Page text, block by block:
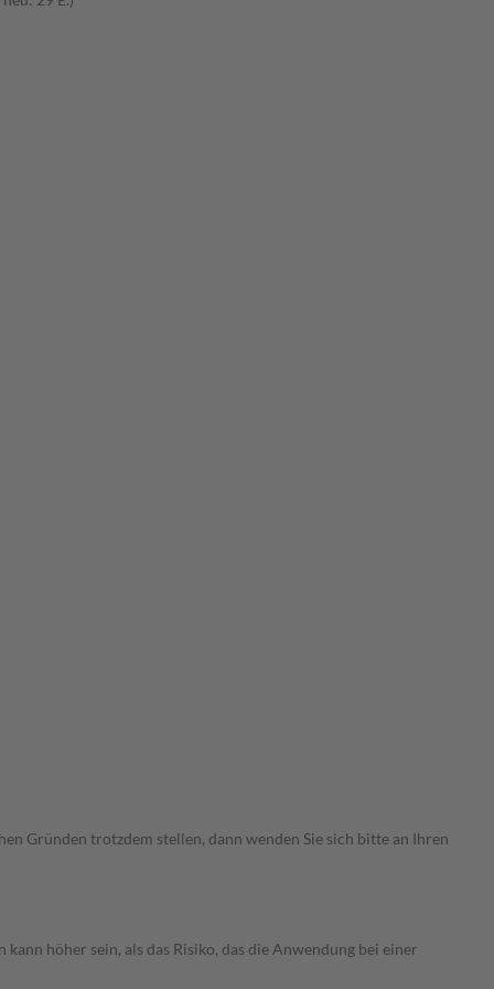
Gründen trotzdem stellen, dann wenden Sie sich bitte an Ihren
höher sein, als das Risiko, das die Anwendung bei einer